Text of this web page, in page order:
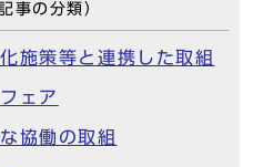
事の分類）
施策等と連携した取組
ェア
協働の取組